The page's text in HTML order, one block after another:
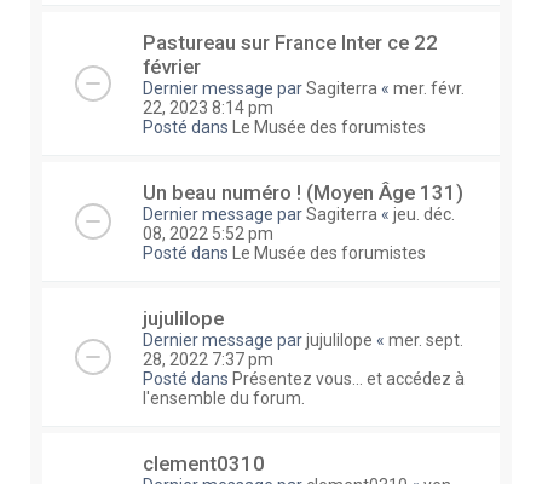
Pastureau sur France Inter ce 22
février
Dernier message parSagiterra « mer. févr.
22, 2023 8:14 pm
Posté dans
Le Musée des forumistes
Un beau numéro ! (Moyen Âge 131)
Dernier message parSagiterra « jeu. déc.
08, 2022 5:52 pm
Posté dans
Le Musée des forumistes
jujulilope
Dernier message parjujulilope « mer. sept.
28, 2022 7:37 pm
Posté dans Présentez vous... et accédez à
l'ensemble du forum.
clement0310